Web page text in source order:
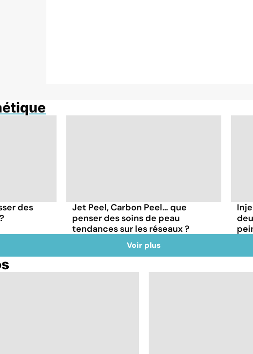
des
Jet Peel, Carbon Peel… que
penser des soins de peau
tendances sur les réseaux ?
Voir plus